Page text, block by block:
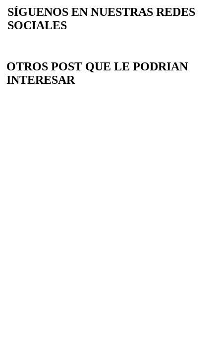
SÍGUENOS EN NUESTRAS REDES
SOCIALES
OTROS POST QUE LE PODRIAN
INTERESAR